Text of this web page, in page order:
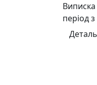
Виписка
період